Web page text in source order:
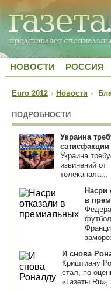
НОВОСТИ РОССИЯ
Euro 2012 › Новости ›
ПОДРОБНОСТИ
Украина
сатисфакции
Украина
извинений от
телеканала...
Насри
в
И снова
Криштиану
стал, по